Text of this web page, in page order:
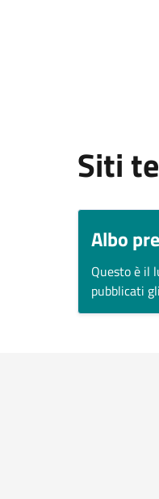
Siti
Albo
Questo è il
pubblicati